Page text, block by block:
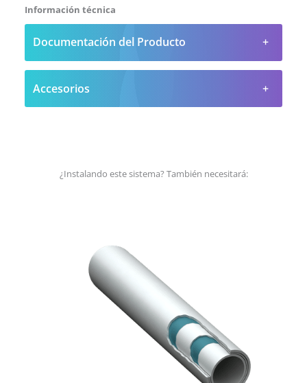
Información técnica
Documentación del Producto
Accesorios
¿Instalando este sistema? También necesitará: